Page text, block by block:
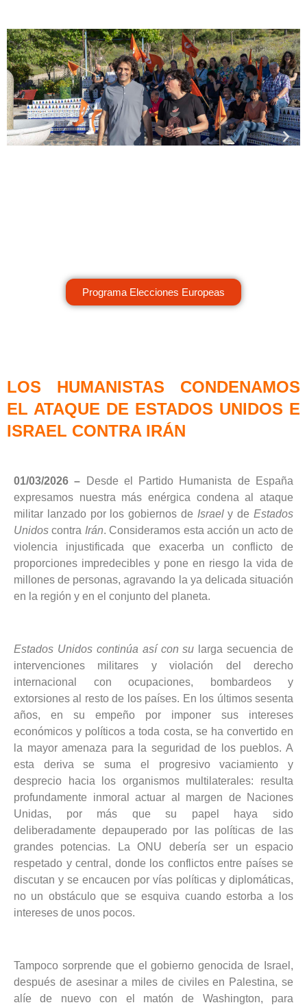
Programa Elecciones Europeas
LOS HUMANISTAS CONDENAMOS
EL ATAQUE DE ESTADOS UNIDOS E
ISRAEL CONTRA IRÁN
01/03/2026 – Desde el
Partido Humanista de España
expresamos nuestra más enérgica condena al ataque
militar lanzado por los gobiernos de Israely deEstados
Unidos contra Irán. Consideramos esta acción un acto de
violencia injustificada que exacerba un conflicto de
proporciones impredecibles y pone en riesgo la vida de
millones de personas, agravando la ya delicada situación
en la región y en el conjunto del planeta.
Estados Unidos continúa así con su larga secuencia de
intervenciones militares y violación del derecho
internacional con ocupaciones, bombardeos y
extorsiones al resto de los países. En los últimos sesenta
años, en su empeño por imponer sus intereses
económicos y políticos a toda costa, se ha convertido en
la mayor amenaza para la seguridad de los pueblos. A
esta deriva se suma el progresivo vaciamiento y
desprecio hacia los organismos multilaterales: resulta
profundamente inmoral actuar al margen de Naciones
Unidas, por más que su papel haya sido
deliberadamente depauperado por las políticas de las
grandes potencias. La ONU debería ser un espacio
respetado y central, donde los conflictos entre países se
discutan y se encaucen por vías políticas y diplomáticas,
no un obstáculo que se esquiva cuando estorba a los
intereses de unos pocos.
Tampoco sorprende que el gobierno genocida de Israel,
después de asesinar a miles de civiles en Palestina, se
alíe de nuevo con el matón de Washington, para